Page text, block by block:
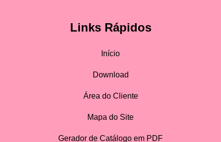
Links Rápidos
Início
Download
Área do Cliente
Mapa do Site
Gerador de Catálogo em PDF